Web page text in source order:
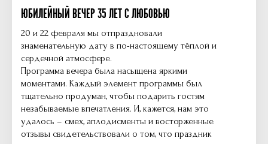
ЮБИЛЕЙНЫЙ ВЕЧЕР 35 ЛЕТ С ЛЮБОВЬЮ
20 и 22 февраля мы отпраздновали
знаменательную дату в по-настоящему тёплой и
сердечной атмосфере.
Программа вечера была насыщена яркими
моментами. Каждый элемент программы был
тщательно продуман, чтобы подарить гостям
незабываемые впечатления. И, кажется, нам это
удалось – смех, аплодисменты и восторженные
отзывы свидетельствовали о том, что праздник